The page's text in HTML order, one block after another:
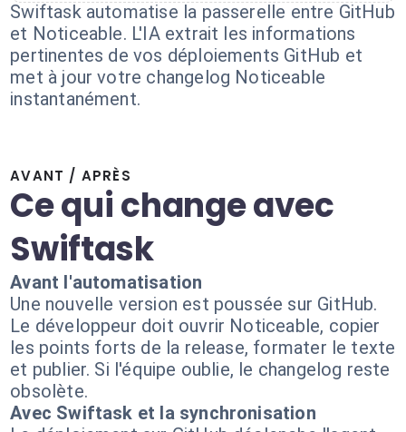
Swiftask automatise la passerelle entre GitHub
et Noticeable. L'IA extrait les informations
pertinentes de vos déploiements GitHub et
met à jour votre changelog Noticeable
instantanément.
AVANT / APRÈS
Ce qui change avec
Swiftask
Avant l'automatisation
Une nouvelle version est poussée sur GitHub.
Le développeur doit ouvrir Noticeable, copier
les points forts de la release, formater le texte
et publier. Si l'équipe oublie, le changelog reste
obsolète.
Avec Swiftask et la synchronisation